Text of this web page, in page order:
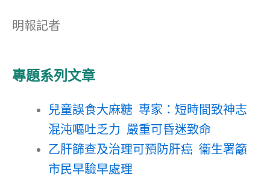
明報記者
專題系列文章
兒童誤食大麻糖 專家：短時間致神志
混沌嘔吐乏力 嚴重可昏迷致命
乙肝篩查及治理可預防肝癌 衞生署籲
市民早驗早處理